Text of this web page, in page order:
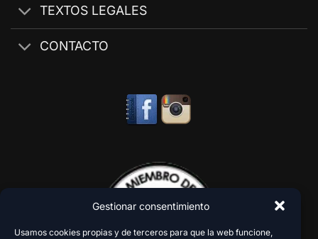
Gestionar consentimiento
Usamos cookies propias y de terceros para que la web funcione,
TEXTOS LEGALES
CONTACTO